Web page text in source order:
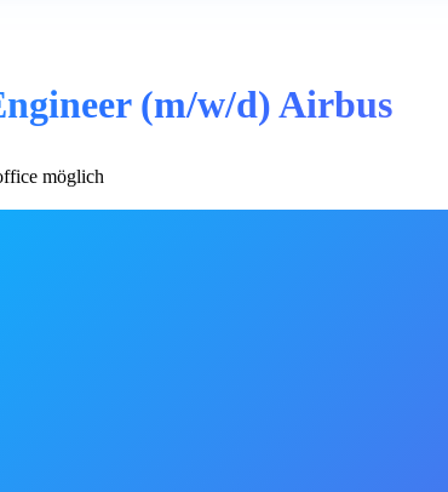
(m/w/d) Airbus
möglich